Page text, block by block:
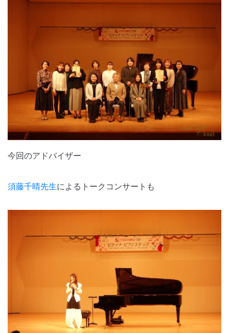
今回のアドバイザー
須藤千晴先生によるトークコンサートも